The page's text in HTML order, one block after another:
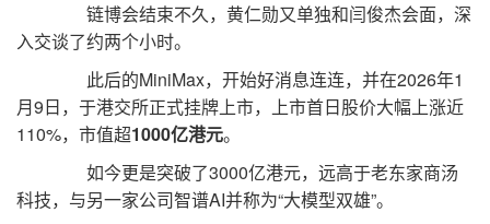
链博会结束不久，黄仁勋又单独和闫俊杰会面，深
入交谈了约两个小时。
此后的MiniMax，开始好消息连连，并在2026年1
月9日，于港交所正式挂牌上市，上市首日股价大幅上涨近
110%，市值超1000亿港元。
如今更是突破了3000亿港元，远高于老东家商汤
科技，与另一家公司智谱AI并称为“大模型双雄”。